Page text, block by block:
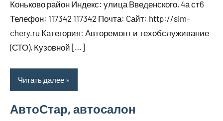
Коньково район Индекс: улица Введенского, 4а ст6
Телефон: 117342 117342 Почта: Cайт: http://sim-
chery.ru Категория: Авторемонт и техобслуживание
(СТО), Кузовной […]
Читать далее
АвтоСтар, автосалон